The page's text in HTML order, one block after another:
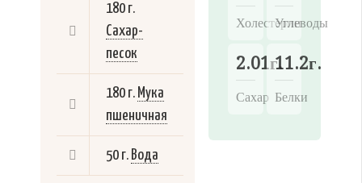
180 г.
Сахар-
песок
180 г. Мука
пшеничная
50 г. Вода
ХолестеринУглеводы
2.01г.
Сахар
11.2г.
Белки